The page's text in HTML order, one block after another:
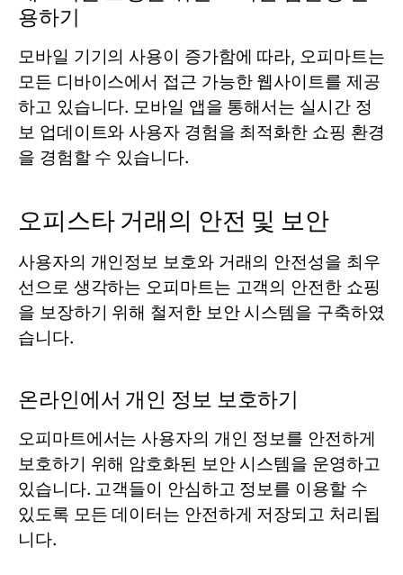
용하기
모바일 기기의 사용이 증가함에 따라, 오피마트는
모든 디바이스에서 접근 가능한 웹사이트를 제공
하고 있습니다. 모바일 앱을 통해서는 실시간 정
보 업데이트와 사용자 경험을 최적화한 쇼핑 환경
을 경험할 수 있습니다.
오피스타 거래의 안전 및 보안
사용자의 개인정보 보호와 거래의 안전성을 최우
선으로 생각하는 오피마트는 고객의 안전한 쇼핑
을 보장하기 위해 철저한 보안 시스템을 구축하였
습니다.
온라인에서 개인 정보 보호하기
오피마트에서는 사용자의 개인 정보를 안전하게
보호하기 위해 암호화된 보안 시스템을 운영하고
있습니다. 고객들이 안심하고 정보를 이용할 수
있도록 모든 데이터는 안전하게 저장되고 처리됩
니다.